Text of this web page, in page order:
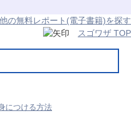
の無料レポート(電子書籍)を探す
スゴワザ TOP
につける方法